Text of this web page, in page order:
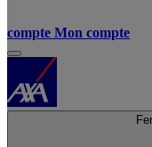
compte Mon compte